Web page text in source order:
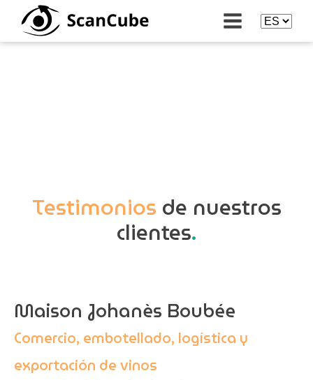
Testimonios de nuestros
clientes.
Maison Johanès Boubée
Comercio, embotellado, logística y
exportación de vinos